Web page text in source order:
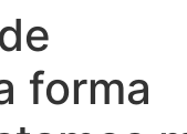
forma